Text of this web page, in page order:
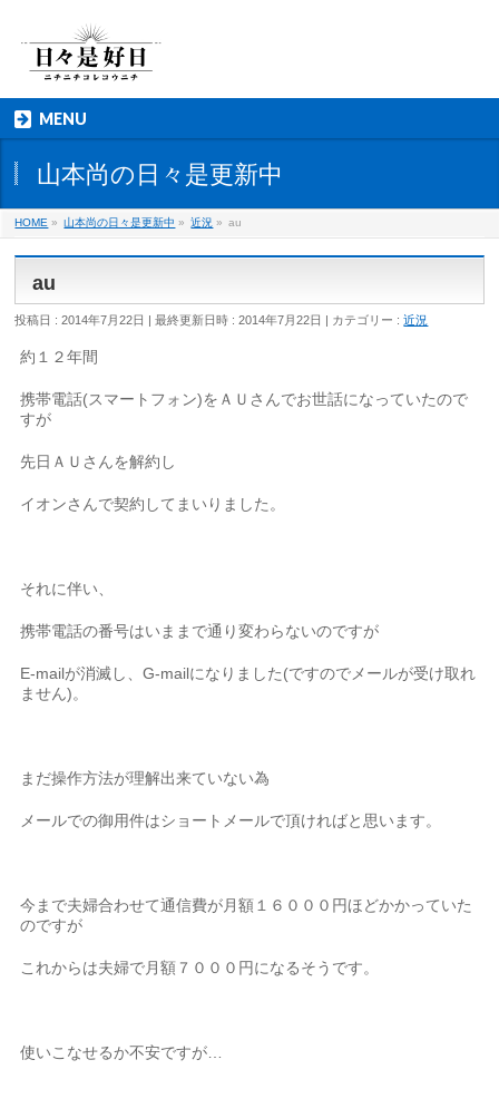
MENU
山本尚の日々是更新中
HOME » 山本尚の日々是更新中 » 近況 » au
au
投稿日 : 2014年7月22日 最終更新日時 : 2014年7月22日 カテゴリー :近況
約１２年間
携帯電話(スマートフォン)をＡＵさんでお世話になっていたので
すが
先日ＡＵさんを解約し
イオンさんで契約してまいりました。
それに伴い、
携帯電話の番号はいままで通り変わらないのですが
E-mailが消滅し、G-mailになりました(ですのでメールが受け取れ
ません)。
まだ操作方法が理解出来ていない為
メールでの御用件はショートメールで頂ければと思います。
今まで夫婦合わせて通信費が月額１６０００円ほどかかっていた
のですが
これからは夫婦で月額７０００円になるそうです。
使いこなせるか不安ですが…